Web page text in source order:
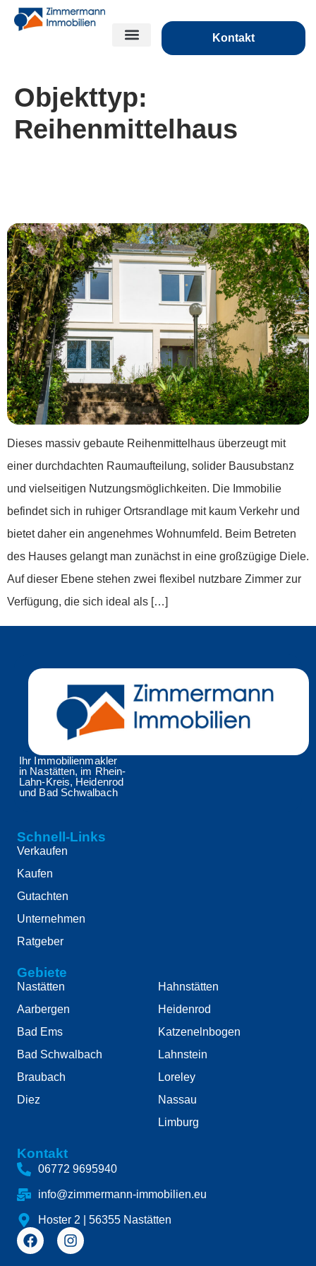
Kontakt
Objekttyp:
Reihenmittelhaus
Dieses massiv gebaute Reihenmittelhaus überzeugt mit
einer durchdachten Raumaufteilung, solider Bausubstanz
und vielseitigen Nutzungsmöglichkeiten. Die Immobilie
befindet sich in ruhiger Ortsrandlage mit kaum Verkehr und
bietet daher ein angenehmes Wohnumfeld. Beim Betreten
des Hauses gelangt man zunächst in eine großzügige Diele.
Auf dieser Ebene stehen zwei flexibel nutzbare Zimmer zur
Verfügung, die sich ideal als […]
Ihr Immobilienmakler
in Nastätten, im Rhein-
Lahn-Kreis, Heidenrod
und Bad Schwalbach
Schnell-Links
Verkaufen
Kaufen
Gutachten
Unternehmen
Ratgeber
Gebiete
Nastätten
Aarbergen
Bad Ems
Bad Schwalbach
Braubach
Diez
Hahnstätten
Heidenrod
Katzenelnbogen
Lahnstein
Loreley
Nassau
Limburg
Kontakt
06772 9695940
info@zimmermann-immobilien.eu
Hoster 2 | 56355 Nastätten